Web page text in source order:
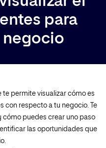
para
negocio
te permite visualizar cómo es
con respecto a tu negocio. Te
cómo puedes crear uno paso
las oportunidades que